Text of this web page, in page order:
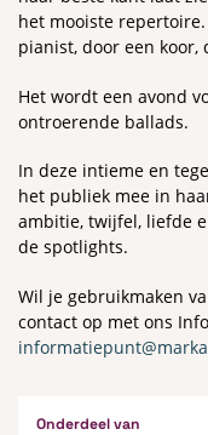
het mooiste
pianist, door een koor,
Het wordt een avond
ontroerende ballads.
In deze intieme en
het publiek mee in
ambitie, twijfel, liefde
de spotlights.
Wil je gebruikmaken
contact op met ons
Onderdeel van